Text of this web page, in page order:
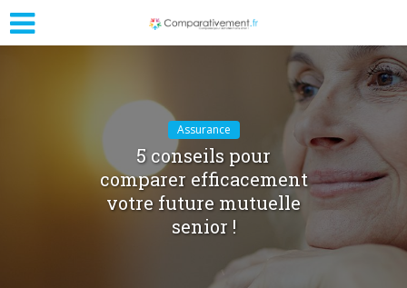
Assurance
5 conseils pour
comparer efficacement
votre future mutuelle
senior !